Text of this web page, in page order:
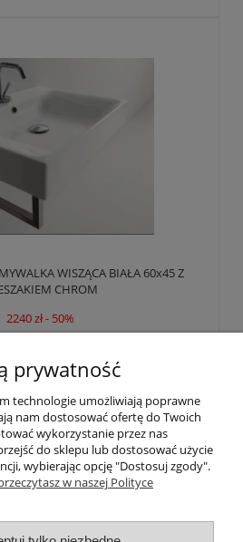
WISZĄCA BIAŁA 60x45 Z
CHROM
2240 zł - 50%
Do koszyka
POZYCJE
prywatność
technologie umożliwiają poprawne
nam dostosować ofertę do Twoich
wykorzystanie przez nas
do sklepu lub dostosować użycie
wybierając opcję "Dostosuj zgody".
w naszej Polityce